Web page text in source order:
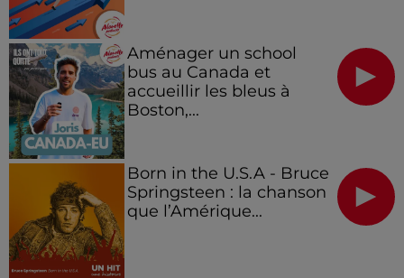
Aménager un school
bus au Canada et
accueillir les bleus à
Boston,...
Born in the U.S.A - Bruce
Springsteen : la chanson
que l’Amérique...